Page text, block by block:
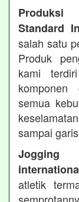
Standard
salah satu
Produk
kami
semua
sampai
atletik